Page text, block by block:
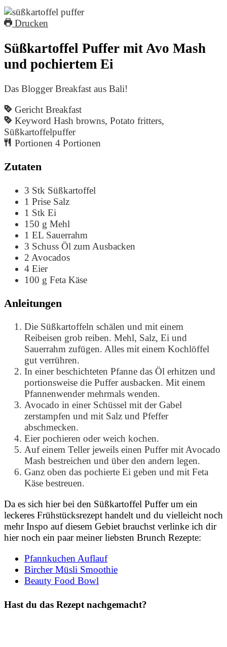
Drucken
Süßkartoffel Puffer mit Avo Mash
und pochiertem Ei
Das Blogger Breakfast aus Bali!
Gericht Breakfast
Keyword Hash browns, Potato fritters,
Süßkartoffelpuffer
Portionen 4 Portionen
Zutaten
3 Stk Süßkartoffel
1 Prise Salz
1 Stk Ei
150 g Mehl
1 EL Sauerrahm
3 Schuss Öl zum Ausbacken
2 Avocados
4 Eier
100 g Feta Käse
Anleitungen
Die Süßkartoffeln schälen und mit einem
Reibeisen grob reiben. Mehl, Salz, Ei und
Sauerrahm zufügen. Alles mit einem Kochlöffel
gut verrühren.
In einer beschichteten Pfanne das Öl erhitzen und
portionsweise die Puffer ausbacken. Mit einem
Pfannenwender mehrmals wenden.
Avocado in einer Schüssel mit der Gabel
zerstampfen und mit Salz und Pfeffer
abschmecken.
Eier pochieren oder weich kochen.
Auf einem Teller jeweils einen Puffer mit Avocado
Mash bestreichen und über den andern legen.
Ganz oben das pochierte Ei geben und mit Feta
Käse bestreuen.
Da es sich hier bei den Süßkartoffel Puffer um ein
leckeres Frühstücksrezept handelt und du vielleicht noch
mehr Inspo auf diesem Gebiet brauchst verlinke ich dir
hier noch ein paar meiner liebsten Brunch Rezepte:
Pfannkuchen Auflauf
Bircher Müsli Smoothie
Beauty Food Bowl
Hast du das Rezept nachgemacht?